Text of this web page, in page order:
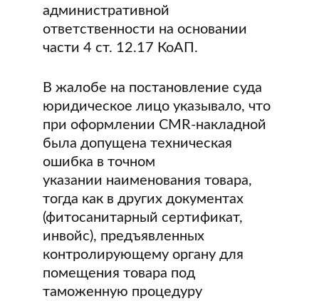
административной
ответственности на основании
части 4 ст. 12.17 КоАП.
В жалобе на постановление суда
юридическое лицо указывало, что
при оформлении CMR-накладной
была допущена техническая
ошибка в точном
указании наименования товара,
тогда как в других документах
(фитосанитарный сертификат,
инвойс), предъявленных
контролирующему органу для
помещения товара под
таможенную процедуру